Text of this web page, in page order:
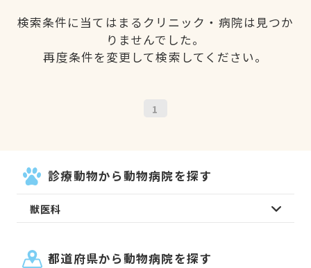
検索条件に当てはまるクリニック・病院は見つか
りませんでした。
再度条件を変更して検索してください。
1
診療動物から動物病院を探す
獣医科
都道府県から動物病院を探す